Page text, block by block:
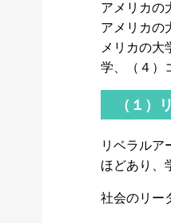
アメリカの
アメリカの
メリカの大
学、（４）
（１）
リベラルア
ほどあり、
社会のリー